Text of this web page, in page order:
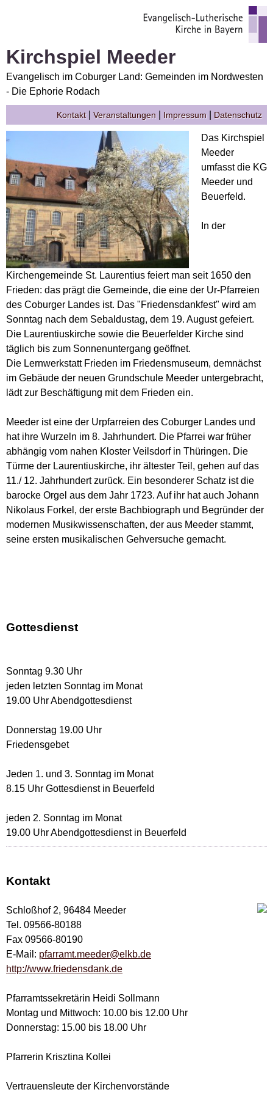
Kirchspiel Meeder
Evangelisch im Coburger Land: Gemeinden im Nordwesten
- Die Ephorie Rodach
Kontakt| Veranstaltungen Impressum Datenschutz
Das Kirchspiel
Meeder
umfasst die KG
Meeder und
Beuerfeld.
In der
Kirchengemeinde St. Laurentius feiert man seit 1650 den
Frieden: das prägt die Gemeinde, die eine der Ur-Pfarreien
des Coburger Landes ist. Das "Friedensdankfest" wird am
Sonntag nach dem Sebaldustag, dem 19. August gefeiert.
Die Laurentiuskirche sowie die Beuerfelder Kirche sind
täglich bis zum Sonnenuntergang geöffnet.
Die Lernwerkstatt Frieden im Friedensmuseum, demnächst
im Gebäude der neuen Grundschule Meeder untergebracht,
lädt zur Beschäftigung mit dem Frieden ein.
Meeder ist eine der Urpfarreien des Coburger Landes und
hat ihre Wurzeln im 8. Jahrhundert. Die Pfarrei war früher
abhängig vom nahen Kloster Veilsdorf in Thüringen. Die
Türme der Laurentiuskirche, ihr ältester Teil, gehen auf das
11./ 12. Jahrhundert zurück. Ein besonderer Schatz ist die
barocke Orgel aus dem Jahr 1723. Auf ihr hat auch Johann
Nikolaus Forkel, der erste Bachbiograph und Begründer der
modernen Musikwissenschaften, der aus Meeder stammt,
seine ersten musikalischen Gehversuche gemacht.
Gottesdienst
Sonntag 9.30 Uhr
jeden letzten Sonntag im Monat
19.00 Uhr Abendgottesdienst
Donnerstag 19.00 Uhr
Friedensgebet
Jeden 1. und 3. Sonntag im Monat
8.15 Uhr Gottesdienst in Beuerfeld
jeden 2. Sonntag im Monat
19.00 Uhr Abendgottesdienst in Beuerfeld
Kontakt
Schloßhof 2, 96484 Meeder
Tel. 09566-80188
Fax 09566-80190
E-Mail: pfarramt.meeder@elkb.de
http://www.friedensdank.de
Pfarramtssekretärin Heidi Sollmann
Montag und Mittwoch: 10.00 bis 12.00 Uhr
Donnerstag: 15.00 bis 18.00 Uhr
Pfarrerin Krisztina Kollei
Vertrauensleute der Kirchenvorstände